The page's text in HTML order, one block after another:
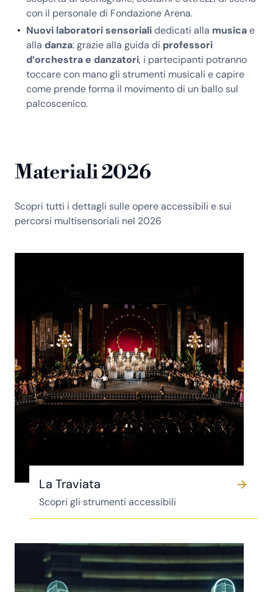
con il personale di Fondazione Arena.
Nuovi laboratori sensorialidedicati alla musicae
alla danza: grazie alla guida di professori
d’orchestra e danzatori, i partecipanti potranno
toccare con mano gli strumenti musicali e capire
come prende forma il movimento di un ballo sul
palcoscenico.
Materiali 2026
Scopri tutti i dettagli sulle opere accessibili e sui
percorsi multisensoriali nel 2026
La Traviata
Scopri gli strumenti accessibili